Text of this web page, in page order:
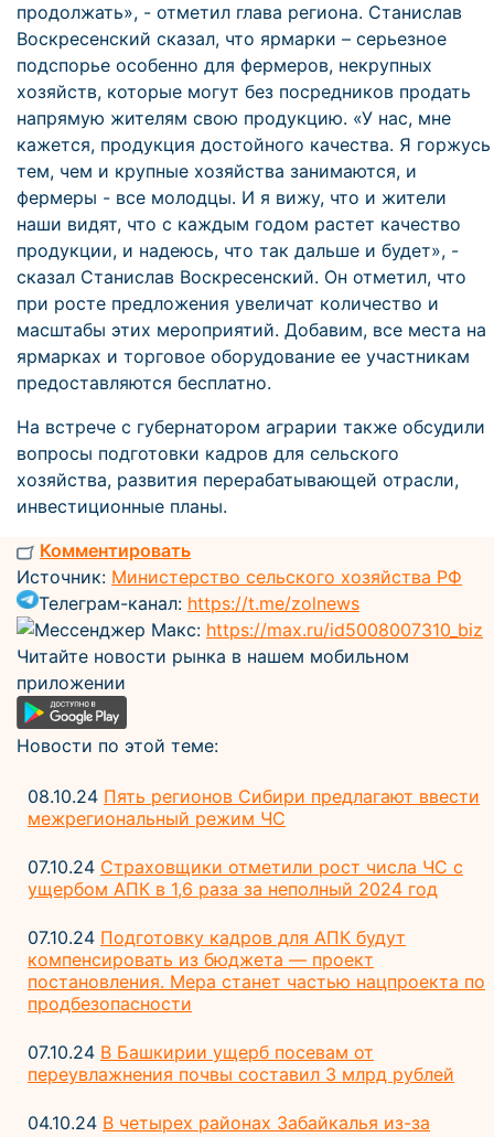
продолжать», - отметил глава региона. Станислав
Воскресенский сказал, что ярмарки – серьезное
подспорье особенно для фермеров, некрупных
хозяйств, которые могут без посредников продать
напрямую жителям свою продукцию. «У нас, мне
кажется, продукция достойного качества. Я горжусь
тем, чем и крупные хозяйства занимаются, и
фермеры - все молодцы. И я вижу, что и жители
наши видят, что с каждым годом растет качество
продукции, и надеюсь, что так дальше и будет», -
сказал Станислав Воскресенский. Он отметил, что
при росте предложения увеличат количество и
масштабы этих мероприятий. Добавим, все места на
ярмарках и торговое оборудование ее участникам
предоставляются бесплатно.
На встрече с губернатором аграрии также обсудили
вопросы подготовки кадров для сельского
хозяйства, развития перерабатывающей отрасли,
инвестиционные планы.
Комментировать
Источник: Министерство сельского хозяйства РФ
Телеграм-канал: https://t.me/zolnews
Мессенджер Макс: https://max.ru/id5008007310_biz
Читайте новости рынка в нашем мобильном
приложении
Новости по этой теме:
08.10.24 Пять регионов Сибири предлагают ввести
межрегиональный режим ЧС
07.10.24 Страховщики отметили рост числа ЧС с
ущербом АПК в 1,6 раза за неполный 2024 год
07.10.24 Подготовку кадров для АПК будут
компенсировать из бюджета — проект
постановления. Мера станет частью нацпроекта по
продбезопасности
07.10.24 В Башкирии ущерб посевам от
переувлажнения почвы составил 3 млрд рублей
04.10.24 В четырех районах Забайкалья из-за